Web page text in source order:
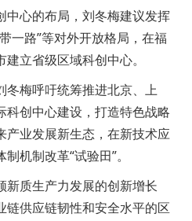
心的布局，刘冬梅建议发挥
一路”等对外开放格局，在福
立省级区域科创中心。
梅呼吁统筹推进北京、上
科创中心建设，打造特色战略
产业发展新生态，在新技术应
机制改革“试验田”。
质生产力发展的创新增长
链供应链韧性和安全水平的区